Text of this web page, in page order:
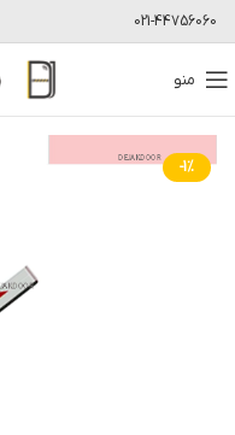
021-44756060
منو
-1%